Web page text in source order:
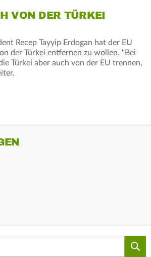
VON DER TÜRKEI
Recep Tayyip Erdogan hat der EU
der Türkei entfernen zu wollen. "Bei
Türkei aber auch von der EU trennen,